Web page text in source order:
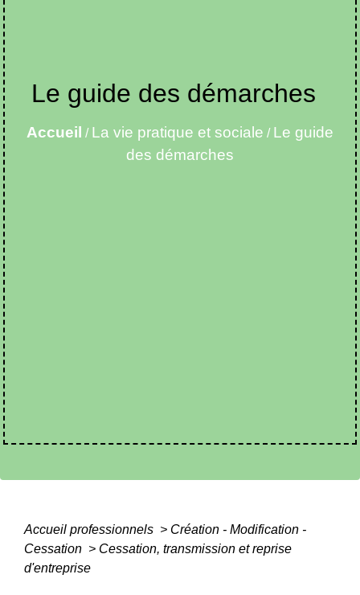
Le guide des démarches
Accueil / La vie pratique et sociale / Le guide
des démarches
Accueil professionnels > Création - Modification -
Cessation > Cessation, transmission et reprise
d'entreprise